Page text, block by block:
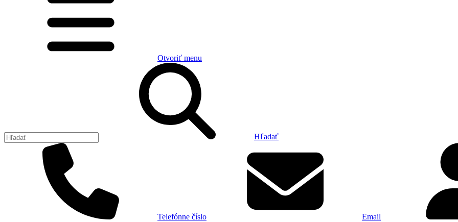
Otvoriť menu
Hľadať
Telefónne číslo Email